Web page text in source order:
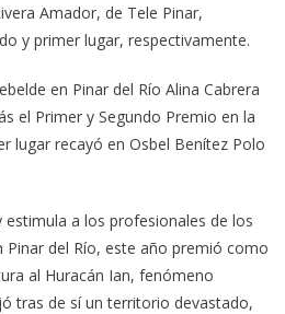
Amador, de Tele Pinar,
y primer lugar, respectivamente.
en Pinar del Río Alina Cabrera
el Primer y Segundo Premio en la
lugar recayó en Osbel Benítez Polo
a los profesionales de los
del Río, este año premió como
al Huracán Ian, fenómeno
tras de sí un territorio devastado,